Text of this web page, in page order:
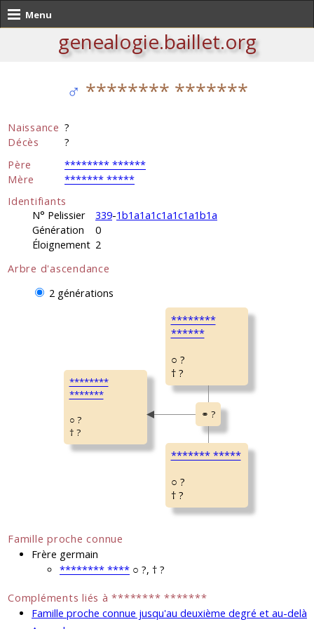
Menu
genealogie.baillet.org
♂ ******** *******
Naissance ?
Décès
?
Père
******** ******
Mère
******* *****
Identifiants
N° Pelissier
339-1b1a1a1c1a1c1a1b1a
Génération
0
Éloignement 2
Arbre d'ascendance
2 générations
********
*******
○ ?
† ?
********
******
○ ?
† ?
******* *****
○ ?
† ?
Famille proche connue
Frère germain
******** **** ○ ?, † ?
Compléments liés à ******** *******
Famille proche connue jusqu'au deuxième degré et au-delà